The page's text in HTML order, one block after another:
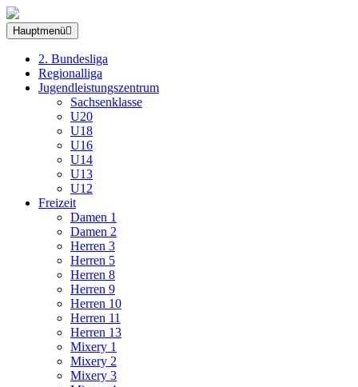
Hauptmenü
2. Bundesliga
Regionalliga
Jugendleistungszentrum
Sachsenklasse
U20
U18
U16
U14
U13
U12
Freizeit
Damen 1
Damen 2
Herren 3
Herren 5
Herren 8
Herren 9
Herren 10
Herren 11
Herren 13
Mixery 1
Mixery 2
Mixery 3